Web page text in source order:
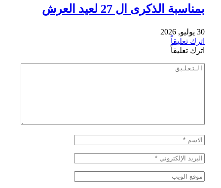
بمناسبة الذكرى ال 27 لعيد العرش
30 يوليو, 2026
اترك تعليقاً
اترك تعليقاً